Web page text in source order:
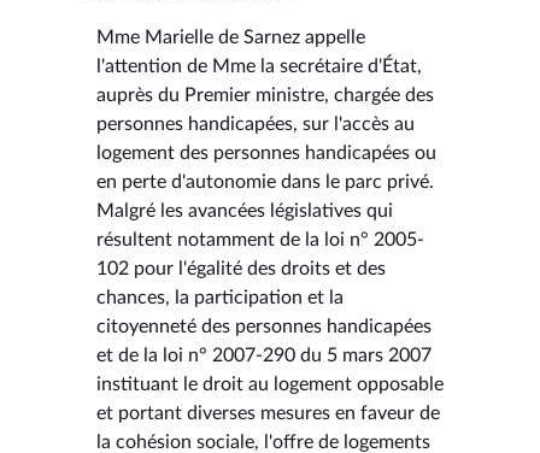
Mme Marielle de Sarnez appelle
l'attention de Mme la secrétaire d'État,
auprès du Premier ministre, chargée des
personnes handicapées, sur l'accès au
logement des personnes handicapées ou
en perte d'autonomie dans le parc privé.
Malgré les avancées législatives qui
résultent notamment de la loi n° 2005-
102 pour l'égalité des droits et des
chances, la participation et la
citoyenneté des personnes handicapées
et de la loi n° 2007-290 du 5 mars 2007
instituant le droit au logement opposable
et portant diverses mesures en faveur de
la cohésion sociale, l'offre de logements